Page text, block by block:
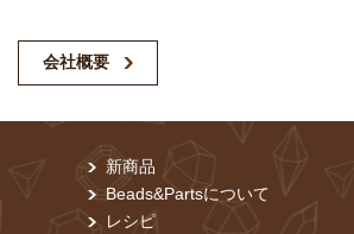
会社概要
新商品
Beads&Partsについて
レシピ